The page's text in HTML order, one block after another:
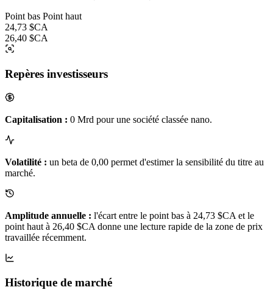
Point bas Point haut
24,73 $CA
26,40 $CA
Repères investisseurs
Capitalisation : 0 Mrd pour une société classée nano.
Volatilité : un beta de 0,00 permet d'estimer la sensibilité du titre au
marché.
Amplitude annuelle : l'écart entre le point bas à 24,73 $CA et le
point haut à 26,40 $CA donne une lecture rapide de la zone de prix
travaillée récemment.
Historique de marché